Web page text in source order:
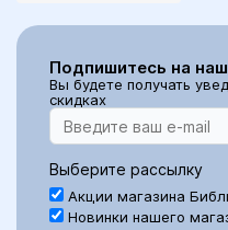
Подпишитесь на
Вы будете получать
скидках
Выберите рассылку
Акции магазина
Новинки нашего